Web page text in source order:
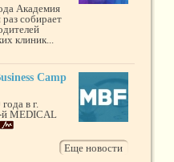
Академия
собирает
клиник...
Camp
в г.
й MEDICAL
Еще новости